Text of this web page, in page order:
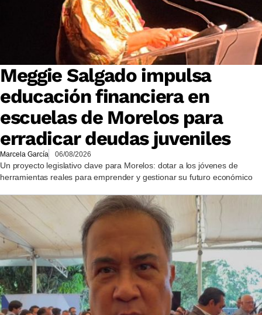
Meggie Salgado impulsa
educación financiera en
escuelas de Morelos para
erradicar deudas juveniles
Marcela García 06/08/2026
Un proyecto legislativo clave para Morelos: dotar a los jóvenes de
herramientas reales para emprender y gestionar su futuro económico